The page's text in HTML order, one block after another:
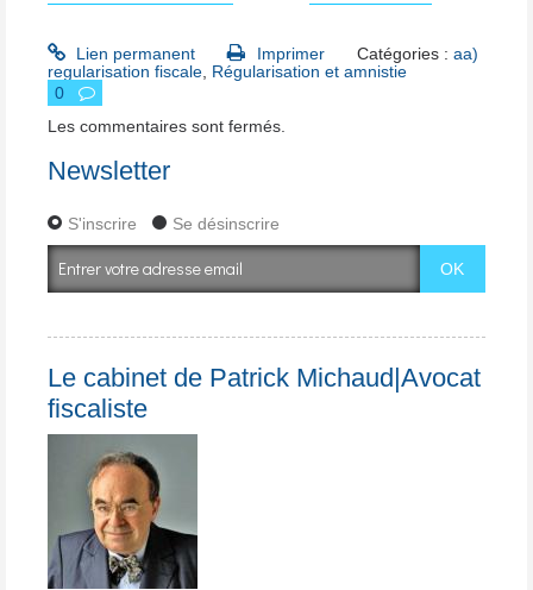
Lien permanent Imprimer Catégories : aa)
regularisation fiscale Régularisation et amnistie
0
Les commentaires sont fermés.
Newsletter
S'inscrire Se désinscrire
Le cabinet de Patrick Michaud|Avocat
fiscaliste